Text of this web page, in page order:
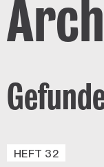
HEFT 32